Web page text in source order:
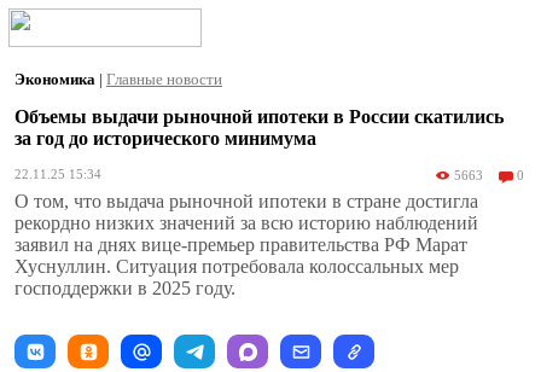
Экономика | Главные новости
Объемы выдачи рыночной ипотеки в России скатились
за год до исторического минимума
22.11.25 15:34 5663 0
О том, что выдача рыночной ипотеки в стране достигла
рекордно низких значений за всю историю наблюдений
заявил на днях вице-премьер правительства РФ Марат
Хуснуллин. Ситуация потребовала колоссальных мер
господдержки в 2025 году.